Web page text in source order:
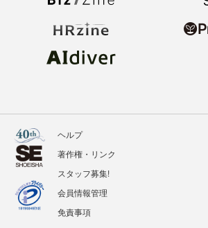
ヘルプ
著作権・リンク
スタッフ募集!
会員情報管理
免責事項